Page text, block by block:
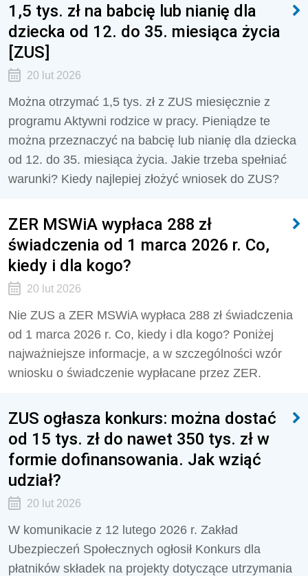
1,5 tys. zł na babcię lub nianię dla
dziecka od 12. do 35. miesiąca życia
[ZUS]
20 lut 2026
Można otrzymać 1,5 tys. zł z ZUS miesięcznie z
programu Aktywni rodzice w pracy. Pieniądze te
można przeznaczyć na babcię lub nianię dla dziecka
od 12. do 35. miesiąca życia. Jakie trzeba spełniać
warunki? Kiedy najlepiej złożyć wniosek do ZUS?
ZER MSWiA wypłaca 288 zł
świadczenia od 1 marca 2026 r. Co,
kiedy i dla kogo?
20 lut 2026
Nie ZUS a ZER MSWiA wypłaca 288 zł świadczenia
od 1 marca 2026 r. Co, kiedy i dla kogo? Poniżej
najważniejsze informacje, a w szczególności wzór
wniosku o świadczenie wypłacane przez ZER.
ZUS ogłasza konkurs: można dostać
od 15 tys. zł do nawet 350 tys. zł w
formie dofinansowania. Jak wziąć
udział?
20 lut 2026
W komunikacie z 12 lutego 2026 r. Zakład
Ubezpieczeń Społecznych ogłosił Konkurs dla
płatników składek na projekty dotyczące utrzymania